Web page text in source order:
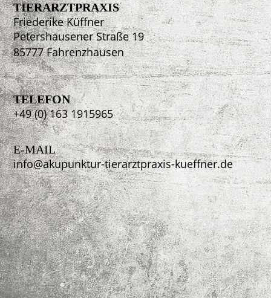
TIERARZTPRAXIS
Friederike Küffner
Petershausener Straße 19
85777 Fahrenzhausen
TELEFON
+49 (0) 163 1915965
E-MAIL
info@akupunktur-tierarztpraxis-kueffner.de